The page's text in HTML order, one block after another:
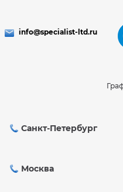
info@specialist-ltd.ru
Санкт-Петербург
Москва